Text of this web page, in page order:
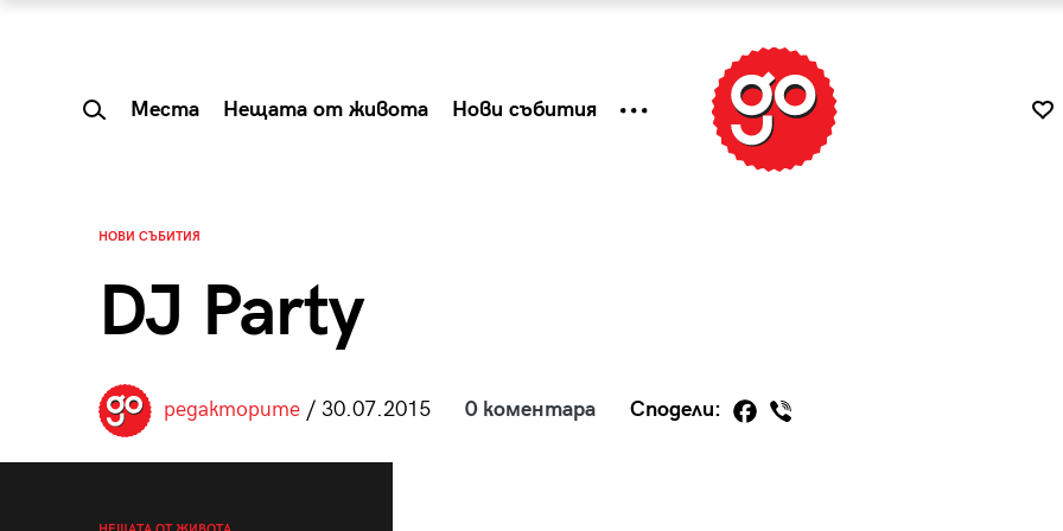
Места Нещата от живота Нови събития
НОВИ СЪБИТИЯ
DJ Party
редакторите/ 30.07.2015 0 коментара Сподели: